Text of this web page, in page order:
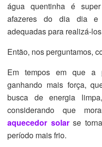
água quentinha é
afazeres do dia dia e
adequadas para realizá-
Então, nos perguntamos,
Em tempos em que a
ganhando mais força,
busca de energia
considerando que
aquecedor solarse
período mais frio.